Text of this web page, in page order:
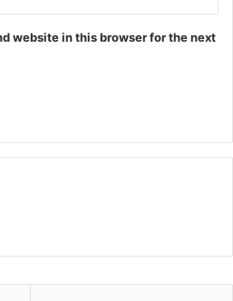
website in this browser for the next